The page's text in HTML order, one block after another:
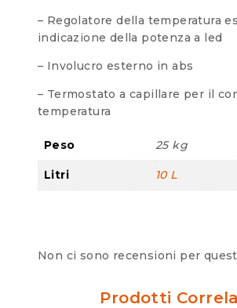
– Regolatore della temperatura
indicazione della potenza a led
– Involucro esterno in abs
– Termostato a capillare per il
temperatura
Peso 25 kg
Litri 10 L
Non ci sono recensioni per
Prodotti